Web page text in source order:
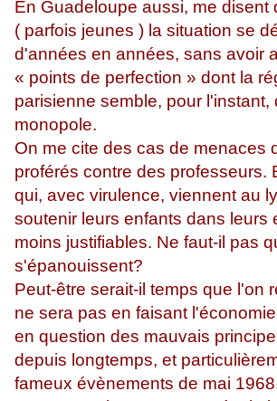
En Guadeloupe aussi, me disent
( parfois jeunes ) la situation se
d'années en années, sans avoir
« points de perfection » dont la
parisienne semble, pour l'instant,
monopole.
On me cite des cas de menaces
proférés contre des professeurs.
qui, avec virulence, viennent au
soutenir leurs enfants dans leurs
moins justifiables. Ne faut-il pas
s'épanouissent?
Peut-être serait-il temps que l'on
ne sera pas en faisant
en question des mauvais
depuis longtemps, et
fameux évènements de mai